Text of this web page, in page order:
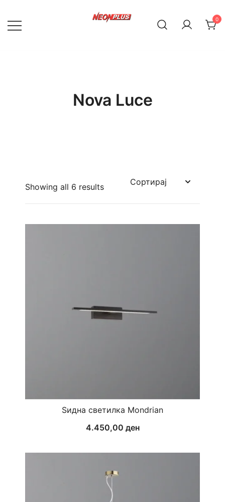
content
0
Nova Luce
Showing all 6 results
Ѕидна светилка Mondrian
4.450,00 ден